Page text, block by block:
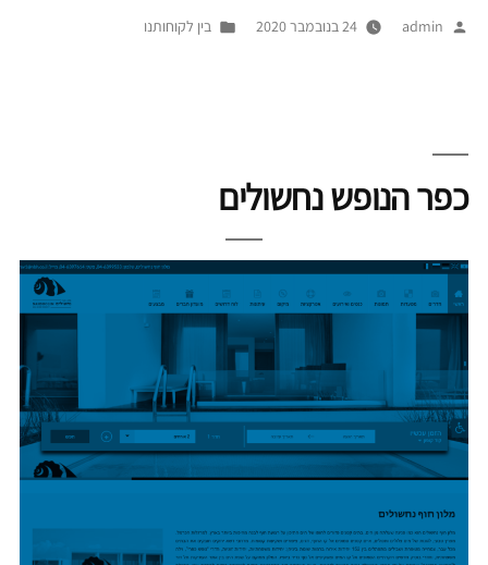
פורסם
admin 24 בנובמבר 2020
Posted
בין לקוחותנו
כפר הנופש נחשולים